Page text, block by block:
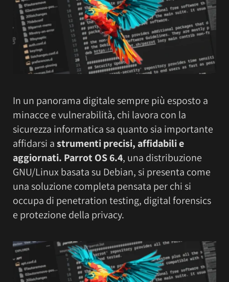
In un panorama digitale sempre più esposto a
minacce e vulnerabilità, chi lavora con la
sicurezza informatica sa quanto sia importante
affidarsi astrumenti precisi, affidabili e
aggiornati. Parrot OS 6.4, una distribuzione
GNU/Linux basata su Debian, si presenta come
una soluzione completa pensata per chi si
occupa di penetration testing, digital forensics
e protezione della privacy.